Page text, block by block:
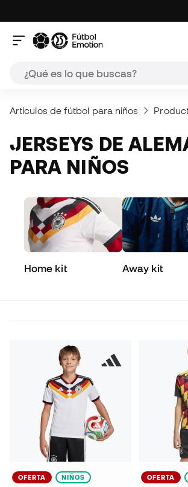
Artículos de fútbol para niños
JERSEYS DE ALEMANIA
PARA NIÑOS
Home kit Away kit
OFERTA NIÑOS OFERTA